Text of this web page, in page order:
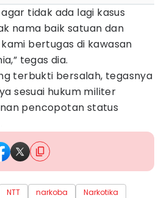
tidak ada lagi kasus
nama baik satuan dan
bertugas di kawasan
tegas dia.
terbukti bersalah, tegasnya
sesuai hukum militer
pencopotan status
NTT narkoba
Narkotika